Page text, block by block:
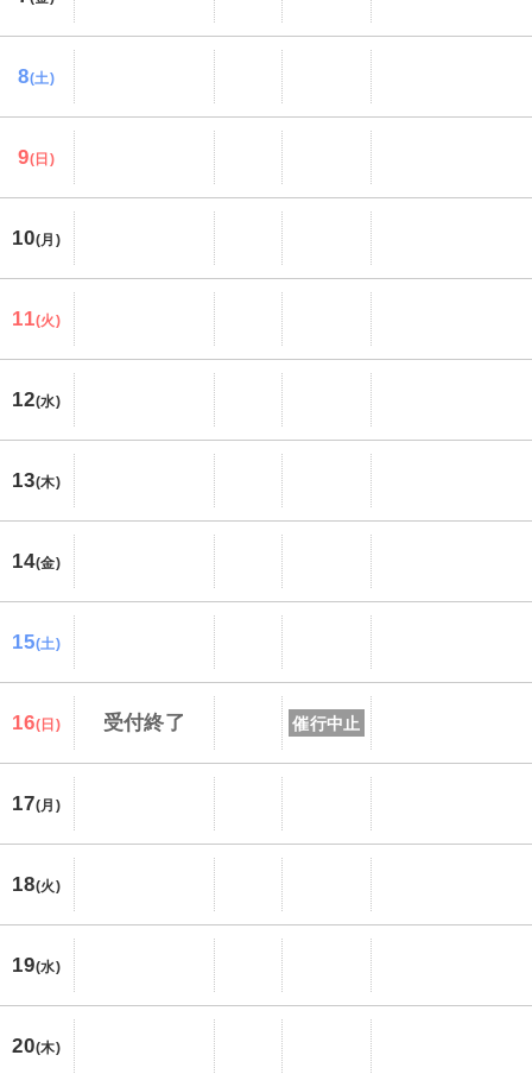
8(土)
9(日)
10(月)
11(火)
12(水)
13(木)
14(金)
15(土)
16(日) 受付終了 催行中止
17(月)
18(火)
19(水)
20(木)